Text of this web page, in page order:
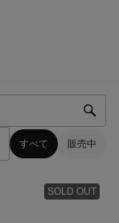
すべて 販売中
SOLD OUT